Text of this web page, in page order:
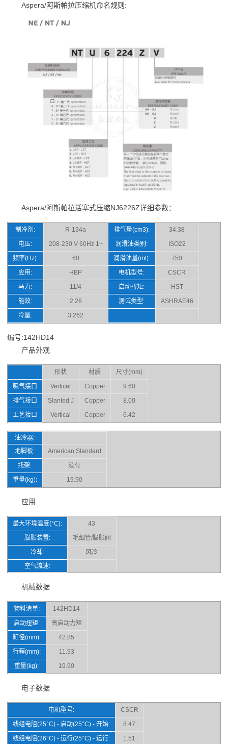
Aspera/阿斯帕拉压缩机命名规则:
Aspera/阿斯帕拉活塞式压缩NJ6226Z详细参数：
制冷剂: R-134a 排气量(cm3):
34.38
电压:
208-230 V 60Hz 1~ 润滑油类别:
ISO22
频率(Hz):
60 润滑油量(ml):
750
应用:
HBP 电机型号:
CSCR
马力:
11/4 启动扭矩:
HST
能效:
2.26 测试类型:
ASHRAE46
冷量:
3.262
编号:142HD14
产品外观
形状 材质
尺寸(mm)
吸气接口
Vertical Copper
9.60
排气接口
Slanted J Copper
8.00
工艺接口
Vertical Copper 6.42
油冷器:
地脚板:
American Standard
托架:
没有
重量(kg):
19.90
应用
最大环境温度(°C):
43
膨胀装置:
毛细管/膨胀阀
冷却:
风冷
空气流速:
机械数据
物料清单:
142HD14
启动扭矩:
高启动力矩
缸径(mm):
42.85
行程(mm):
11.93
重量(kg):
19.90
电子数据
电机型号:
CSCR
线组电阻(25°C) - 启动(25°C) - 开始:
8.47
线组电阻(26°C) - 运行(25°C) - 运行:
1.51